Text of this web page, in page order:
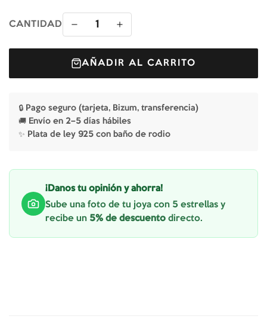
CANTIDAD 1
AÑADIR AL CARRITO
🔒 Pago seguro (tarjeta, Bizum, transferencia)
🚚 Envío en 2–5 días hábiles
✨ Plata de ley 925 con baño de rodio
¡Danos tu opinión y ahorra!
Sube una foto de tu joya con 5 estrellas y
recibe un 5% de descuento directo.